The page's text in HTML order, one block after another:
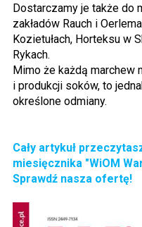
Dostarczamy je także do
zakładów Rauch i
Kozietułach, Horteksu w
Rykach.
Mimo że każdą marchew
i produkcji soków, to
określone odmiany.
Cały artykuł
miesięcznika "WiOM
Sprawdź nasza ofertę!